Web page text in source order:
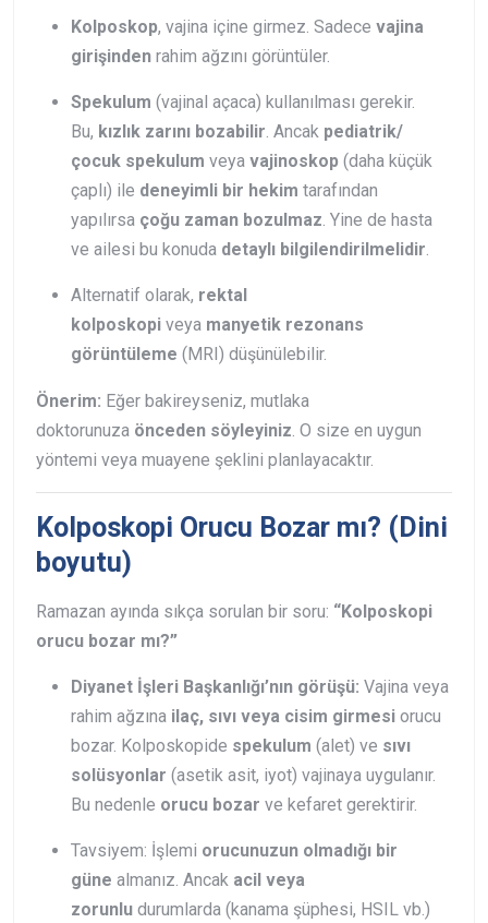
Kolposkop, vajina içine girmez. Sadece vajina
girişinden rahim ağzını görüntüler.
Spekulum (vajinal açaca) kullanılması gerekir.
Bu, kızlık zarını bozabilir. Ancak pediatrik/
çocuk spekulum veya vajinoskop (daha küçük
çaplı) ile deneyimli bir hekim tarafından
yapılırsa çoğu zaman bozulmaz. Yine de hasta
ve ailesi bu konuda detaylı bilgilendirilmelidir.
Alternatif olarak, rektal
kolposkopi veya manyetik rezonans
görüntüleme (MRI) düşünülebilir.
Önerim: Eğer bakireyseniz, mutlaka
doktorunuza önceden söyleyiniz. O size en uygun
yöntemi veya muayene şeklini planlayacaktır.
Kolposkopi Orucu Bozar mı? (Dini
boyutu)
Ramazan ayında sıkça sorulan bir soru: “Kolposkopi
orucu bozar mı?”
Diyanet İşleri Başkanlığı’nın görüşü: Vajina veya
rahim ağzına ilaç, sıvı veya cisim girmesi orucu
bozar. Kolposkopide spekulum (alet) ve sıvı
solüsyonlar (asetik asit, iyot) vajinaya uygulanır.
Bu nedenle orucu bozar ve kefaret gerektirir.
Tavsiyem: İşlemi orucunuzun olmadığı bir
güne almanız. Ancak acil veya
zorunlu durumlarda (kanama şüphesi, HSIL vb.)